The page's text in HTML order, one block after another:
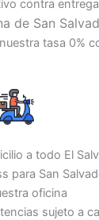
contra
de San
tasa 0%
a todo El
para San
oficina
sujeto a